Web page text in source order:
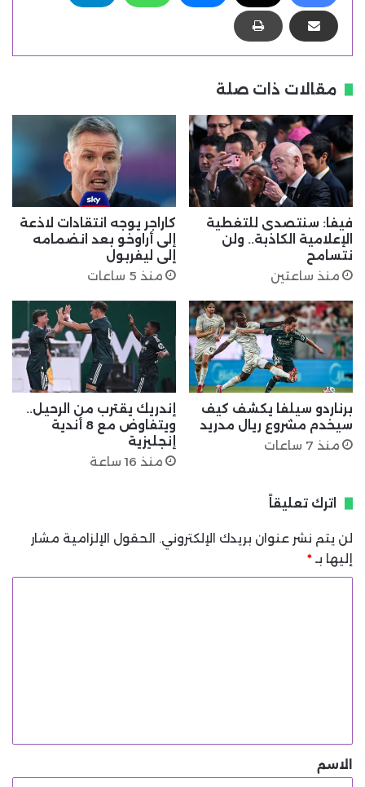
مقالات ذات صلة
فيفا: سنتصدى للتغطية
الإعلامية الكاذبة.. ولن
نتسامح
منذ ساعتين
كاراجر يوجه انتقادات لاذعة
إلى أراوخو بعد انضمامه
إلى ليفربول
منذ 5 ساعات
برناردو سيلفا يكشف كيف
سيخدم مشروع ريال مدريد
منذ 7 ساعات
إندريك يقترب من الرحيل..
ويتفاوض مع 8 أندية
إنجليزية
منذ 16 ساعة
اترك تعليقاً
لن يتم نشر عنوان بريدك الإلكتروني. الحقول الإلزامية مشار
إليها بـ *
*الاسم